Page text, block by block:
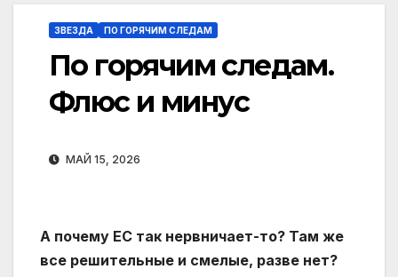
ЗВЕЗДА ПО ГОРЯЧИМ СЛЕДАМ
По горячим следам.
Флюс и минус
МАЙ 15, 2026
А почему ЕС так нервничает-то? Там же
все решительные и смелые, разве нет?